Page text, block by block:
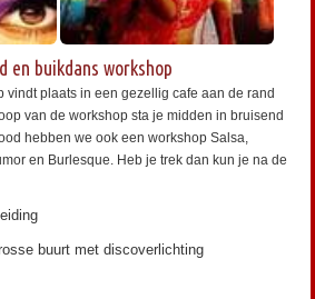
en buikdans workshop
vindt plaats in een gezellig cafe aan de rand
van de workshop sta je midden in bruisend
hebben we ook een workshop Salsa,
en Burlesque. Heb je trek dan kun je na de
buurt met discoverlichting